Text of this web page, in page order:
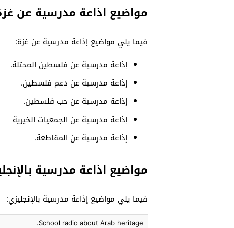
مواضيع اذاعة مدرسية عن
فيما يلي مواضيع إذاعة مدرسية عن غزة:
إذاعة مدرسية عن فلسطين المحتلة.
إذاعة مدرسية عن دعم فلسطين.
إذاعة مدرسية عن حب فلسطين.
إذاعة مدرسية عن الجمعيات الخيرية
إذاعة مدرسية عن المقاطعة.
مواضيع اذاعة مدرسية
فيما يلي مواضيع إذاعة مدرسية بالإنجليزي:
School radio about Arab heritage.